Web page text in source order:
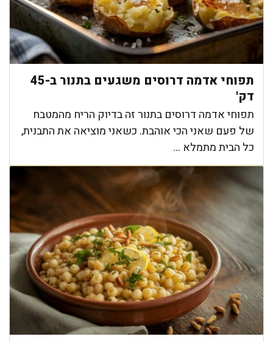
תפוחי אדמה דרוסים משגעים בתנור ב-45
דק'
תפוחי אדמה דרוסים בתנור זה בדיוק הריח מהמטבח
של פעם שאני הכי אוהבת. כשאני מוציאה את התבנית,
כל הבית מתמלא ...